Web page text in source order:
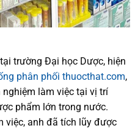
trường Đại học Dược, hiện
phân phối thuocthat.com,
nghiệm làm việc tại vị trí
phẩm lớn trong nước.
việc, anh đã tích lũy được